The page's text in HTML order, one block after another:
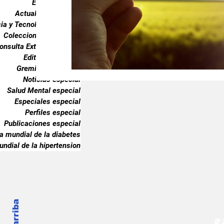
Endocrinología
Actualidad especial
y Tecnología especial
Coleccionable especial
Externa especial
Editorial especial
Gremiales especial
Noticias especial
Salud Mental especial
Especiales especial
Perfiles especial
Publicaciones especial
mundial de la diabetes
de la hipertension
Gremiales especial
Publicaciones especial dia mundial